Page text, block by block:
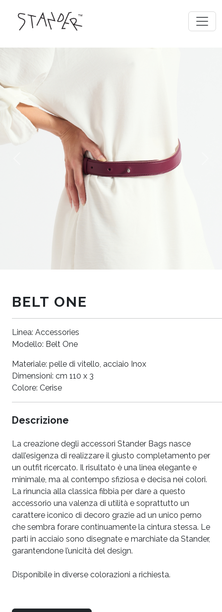
BELT ONE
Linea: Accessories
Modello: Belt One
Materiale: pelle di vitello, acciaio Inox
Dimensioni: cm 110 x 3
Colore: Cerise
Descrizione
La creazione degli accessori Stander Bags nasce
dall’esigenza di realizzare il giusto completamento per
un outfit ricercato. Il risultato è una linea elegante e
minimale, ma al contempo sfiziosa e decisa nei colori.
La rinuncia alla classica fibbia per dare a questo
accessorio una valenza di utilità e soprattutto un
carattere iconico di decoro grazie ad un unico perno
che sembra forare continuamente la cintura stessa. Le
parti in acciaio sono disegnate e marchiate da Stander,
garantendone l’unicità del design.
Disponibile in diverse colorazioni a richiesta.